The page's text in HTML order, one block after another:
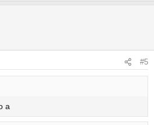
#5
a